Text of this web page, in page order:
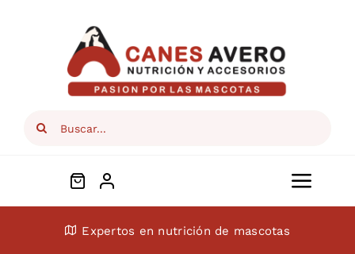
Search
ConócenosExpertos en nutrición de mascotas